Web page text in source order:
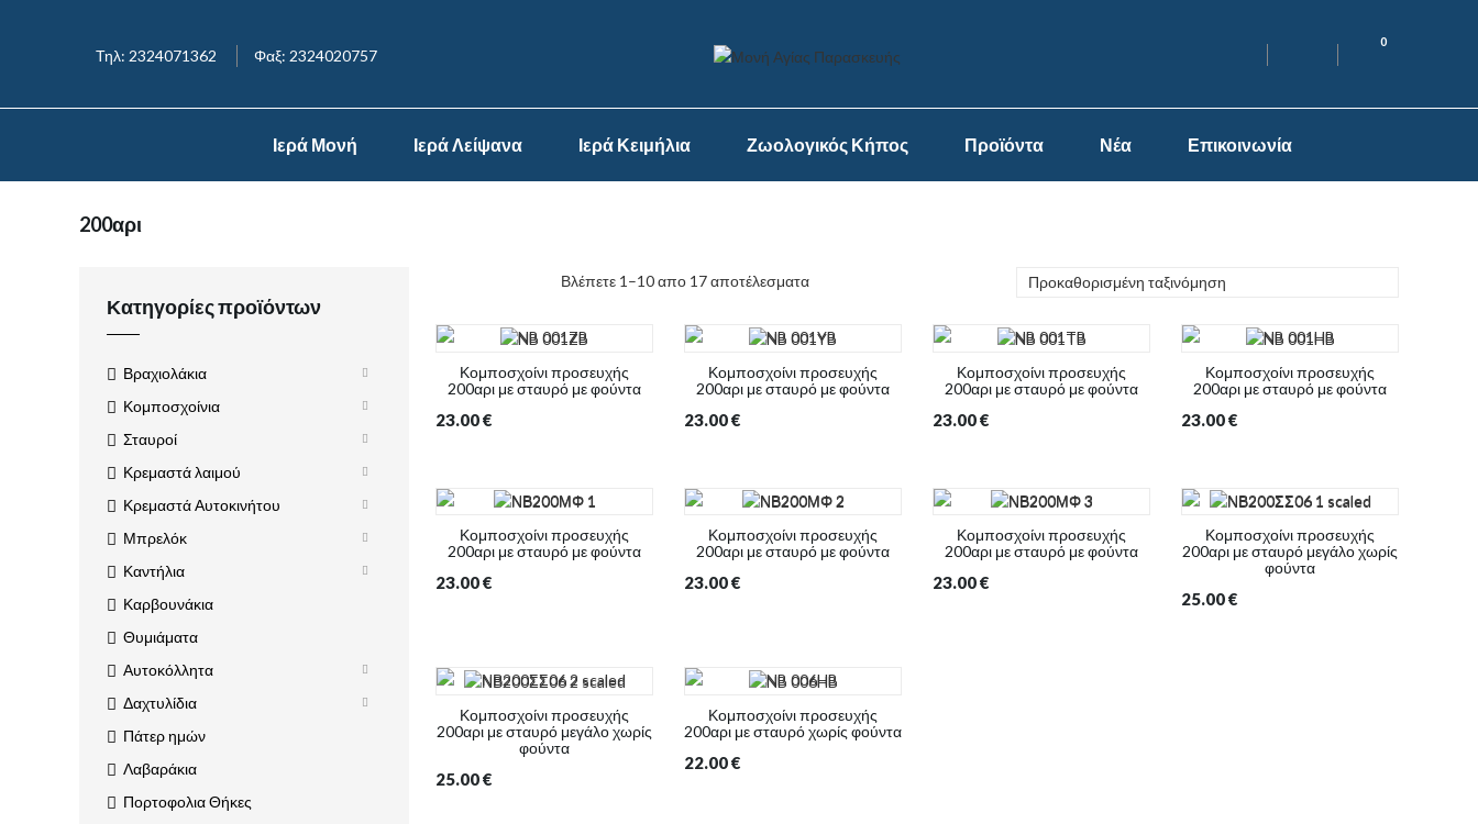
Τηλ: 2324071362 Φαξ: 2324020757
0
Ιερά Μονή Ιερά Λείψανα Ιερά Κειμήλια Ζωολογικός Κήπος Προϊόντα Νέα Επικοινωνία
200αρι
Βλέπετε 1–10 απο 17 αποτέλεσματα Προκαθορισμένη ταξινόμηση
Κομποσχοίνι προσευχής
200αρι με σταυρό με φούντα
23.00€
Κομποσχοίνι προσευχής
200αρι με σταυρό με φούντα
23.00€
Κομποσχοίνι προσευχής
200αρι με σταυρό με φούντα
23.00€
Κομποσχοίνι προσευχής
200αρι με σταυρό με φούντα
23.00€
Κομποσχοίνι προσευχής
200αρι με σταυρό με φούντα
23.00€
Κομποσχοίνι προσευχής
200αρι με σταυρό με φούντα
23.00€
Κομποσχοίνι προσευχής
200αρι με σταυρό με φούντα
23.00€
Κομποσχοίνι προσευχής
200αρι με σταυρό μεγάλο χωρίς
φούντα
25.00€
Κομποσχοίνι προσευχής
200αρι με σταυρό μεγάλο χωρίς
φούντα
25.00€
Κομποσχοίνι προσευχής
200αρι με σταυρό χωρίς φούντα
22.00€
Κατηγορίες προϊόντων
Βραχιολάκια
Κομποσχοίνια
Σταυροί
Κρεμαστά λαιμού
Κρεμαστά Αυτοκινήτου
Μπρελόκ
Καντήλια
Καρβουνάκια
Θυμιάματα
Αυτοκόλλητα
Δαχτυλίδια
Πάτερ ημών
Λαβαράκια
Πορτοφολια Θήκες